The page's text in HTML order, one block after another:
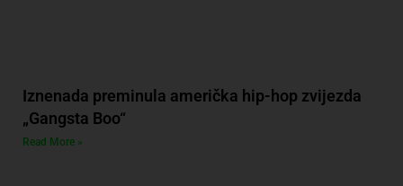
Iznenada preminula američka hip-hop zvijezda
„Gangsta Boo“
Read More »